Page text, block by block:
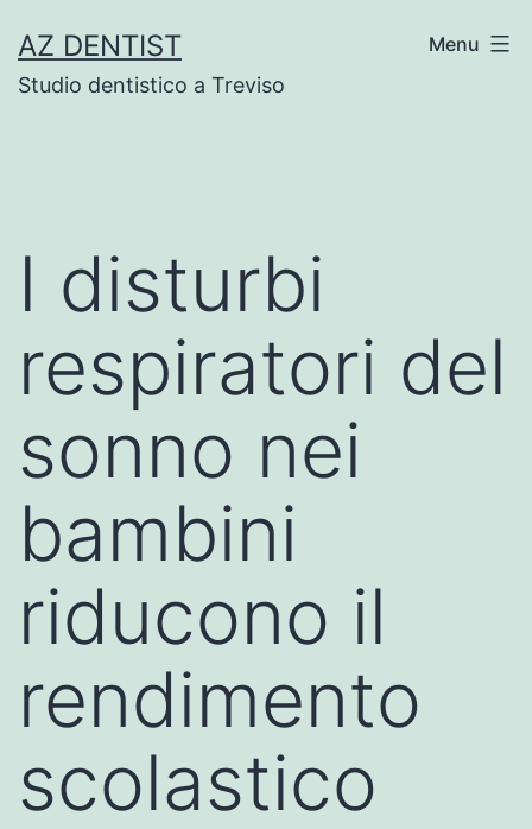
to
content
AZ DENTIST
Studio dentistico a Treviso
Menu
I disturbi
respiratori del
sonno nei
bambini
riducono il
rendimento
scolastico